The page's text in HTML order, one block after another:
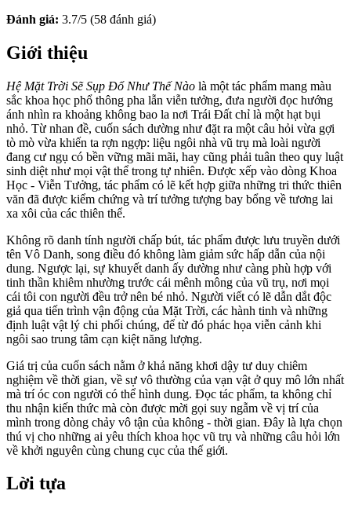
Đánh giá: 3.7/5 (58 đánh giá)
Giới thiệu
Hệ Mặt Trời Sẽ Sụp Đổ Như Thế Nào là một tác phẩm mang màu
sắc khoa học phổ thông pha lẫn viễn tưởng, đưa người đọc hướng
ánh nhìn ra khoảng không bao la nơi Trái Đất chỉ là một hạt bụi
nhỏ. Từ nhan đề, cuốn sách dường như đặt ra một câu hỏi vừa gợi
tò mò vừa khiến ta rợn ngợp: liệu ngôi nhà vũ trụ mà loài người
đang cư ngụ có bền vững mãi mãi, hay cũng phải tuân theo quy luật
sinh diệt như mọi vật thể trong tự nhiên. Được xếp vào dòng Khoa
Học - Viễn Tưởng, tác phẩm có lẽ kết hợp giữa những tri thức thiên
văn đã được kiểm chứng và trí tưởng tượng bay bổng về tương lai
xa xôi của các thiên thể.
Không rõ danh tính người chấp bút, tác phẩm được lưu truyền dưới
tên Vô Danh, song điều đó không làm giảm sức hấp dẫn của nội
dung. Ngược lại, sự khuyết danh ấy dường như càng phù hợp với
tinh thần khiêm nhường trước cái mênh mông của vũ trụ, nơi mọi
cái tôi con người đều trở nên bé nhỏ. Người viết có lẽ dẫn dắt độc
giả qua tiến trình vận động của Mặt Trời, các hành tinh và những
định luật vật lý chi phối chúng, để từ đó phác họa viễn cảnh khi
ngôi sao trung tâm cạn kiệt năng lượng.
Giá trị của cuốn sách nằm ở khả năng khơi dậy tư duy chiêm
nghiệm về thời gian, về sự vô thường của vạn vật ở quy mô lớn nhất
mà trí óc con người có thể hình dung. Đọc tác phẩm, ta không chỉ
thu nhận kiến thức mà còn được mời gọi suy ngẫm về vị trí của
mình trong dòng chảy vô tận của không - thời gian. Đây là lựa chọn
thú vị cho những ai yêu thích khoa học vũ trụ và những câu hỏi lớn
về khởi nguyên cùng chung cục của thế giới.
Lời tựa